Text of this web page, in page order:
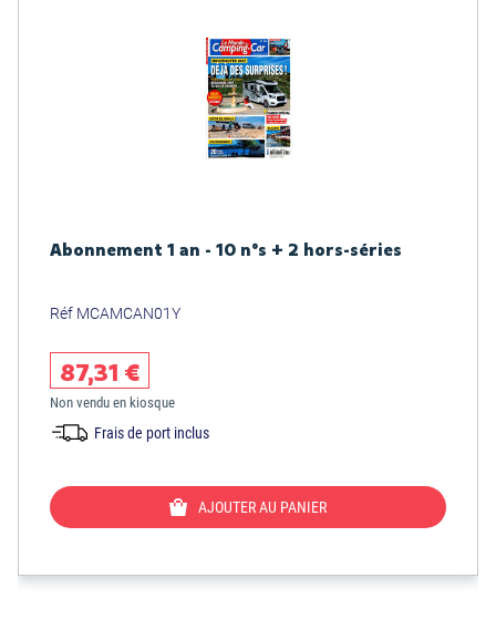
Abonnement 1 an - 10 n°s + 2 hors-séries
Réf MCAMCAN01Y
87,31 €
Non vendu en kiosque
Frais de port inclus
AJOUTER AU PANIER